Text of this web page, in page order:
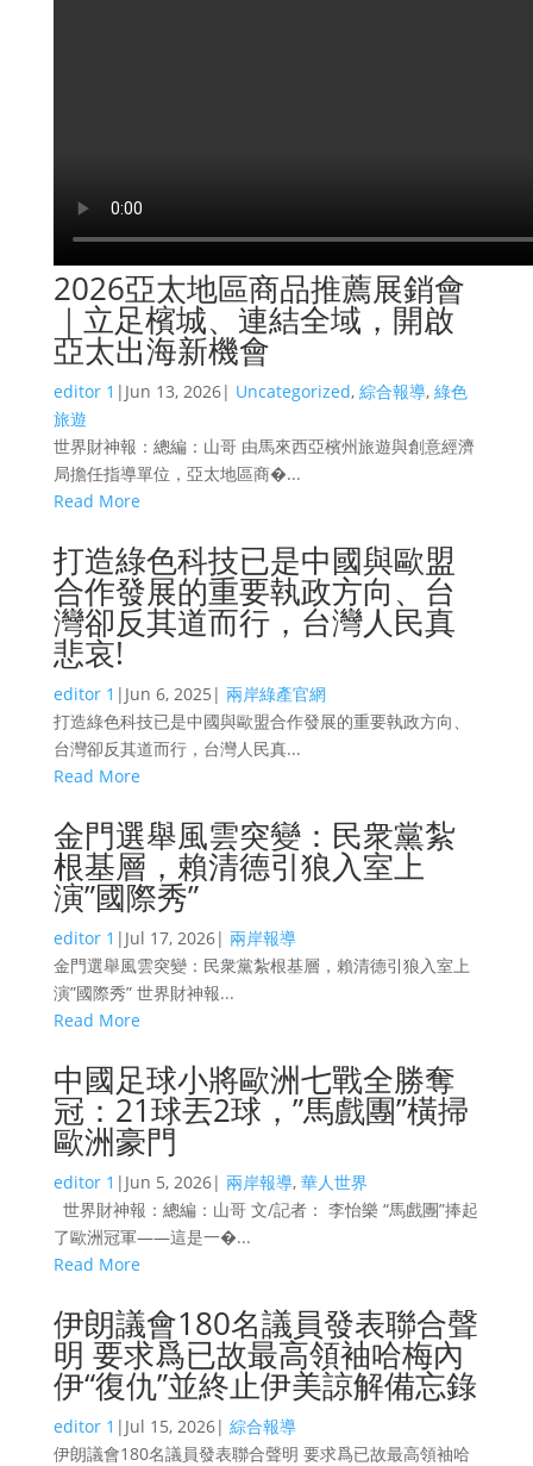
2026亞太地區商品推薦展銷會
｜立足檳城、連結全域，開啟
亞太出海新機會
editor 1 | Jun 13, 2026| Uncategorized, 綜合報導, 綠色
旅遊
世界財神報：總編：山哥 由馬來西亞檳州旅遊與創意經濟
局擔任指導單位，亞太地區商�...
Read More
打造綠色科技已是中國與歐盟
合作發展的重要執政方向、台
灣卻反其道而行，台灣人民真
悲哀!
editor 1 | Jun 6, 2025 | 兩岸綠產官網
打造綠色科技已是中國與歐盟合作發展的重要執政方向、
台灣卻反其道而行，台灣人民真...
Read More
金門選舉風雲突變：民衆黨紮
根基層，賴清德引狼入室上
演”國際秀”
editor 1 | Jul 17, 2026| 兩岸報導
金門選舉風雲突變：民衆黨紮根基層，賴清德引狼入室上
演”國際秀” 世界財神報...
Read More
中國足球小將歐洲七戰全勝奪
冠：21球丟2球，”馬戲團”橫掃
歐洲豪門
editor 1 | Jun 5, 2026| 兩岸報導, 華人世界
世界財神報：總編：山哥 文/記者： 李怡樂 “馬戲團”捧起
了歐洲冠軍——這是一�...
Read More
伊朗議會180名議員發表聯合聲
明 要求爲已故最高領袖哈梅內
伊“復仇”並終止伊美諒解備忘錄
editor 1 | Jul 15, 2026| 綜合報導
伊朗議會180名議員發表聯合聲明 要求爲已故最高領袖哈